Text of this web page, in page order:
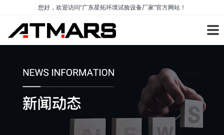
您好，欢迎访问“广东星拓环境试验设备厂家”官方网站！